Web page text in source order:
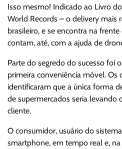
Isso mesmo! Indicado ao Livro
World Records – o delivery mais
brasileiro, e se encontra na
contam, até, com a ajuda de
Parte do segredo do sucesso foi
primeira conveniência móvel. Os
identificaram que a única forma
de supermercados seria levando
cliente.
O consumidor, usuário do
smartphone, em tempo real e,